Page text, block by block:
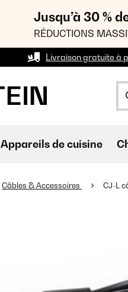
Jusqu’à 30 %
RÉDUCTIONS
Livraison gratuite à
Appareils de cuisine
Câbles & Accessoires CJ-L